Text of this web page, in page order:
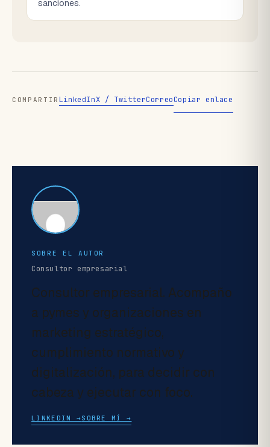
sanciones.
COMPARTIR LinkedInX / TwitterCorreoCopiar enlace
SOBRE EL AUTOR
Consultor empresarial
Consultor empresarial. Acompaño
a pymes y organizaciones en
marketing estratégico,
cumplimiento normativo y
digitalización, para decidir con
cabeza y ejecutar con foco.
LINKEDIN →SOBRE MÍ →